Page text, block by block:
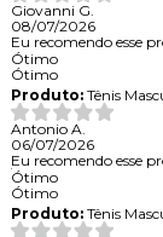
Giovanni G.
08/07/2026
Eu recomendo esse
Ótimo
Ótimo
Produto:Tênis
Antonio A.
06/07/2026
Eu recomendo esse
Ótimo
Ótimo
Produto:Tênis